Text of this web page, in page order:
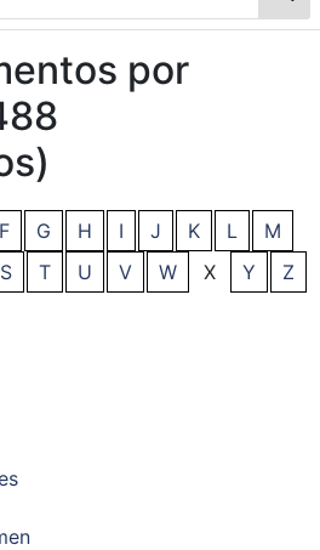
P. SEGUNDO MONTES
por
F G H I J K L
M
S T U V W X Y Z